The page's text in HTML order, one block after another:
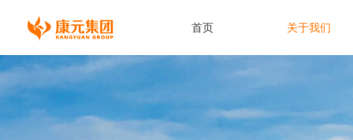
首页 关于我们